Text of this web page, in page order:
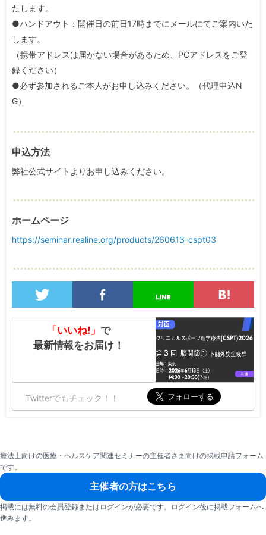
たします。
●ハンドアウト：開催日の前日17時までにメールにてご案内いた
します。
（携帯アドレスは届かない場合があるため、PCアドレスをご登
録ください）
●必ず参加されるご本人がお申し込みください。（代理申込N
G）
申込方法
弊社公式サイトよりお申し込みください。
ホームページ
https://seminar.realine.org/products/260613-cspt03
「いいね!」で
最新情報をお届け！
Twitterでもチェック！！
療法士向けの医療・ヘルスケア関連セミナーの主催者さま向けの掲載申請フォーム
です。
主催者の方はこちら
掲載には無料の会員登録またはログインが必要です。ログイン後に掲載フォームへ
進みます。